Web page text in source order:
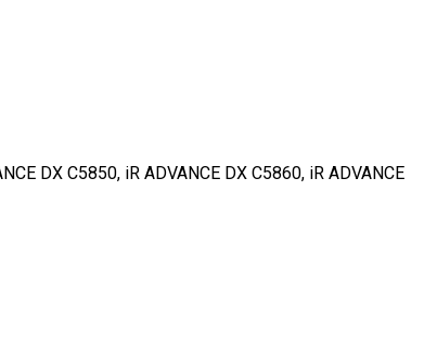
DX C5850, iR ADVANCE DX C5860, iR ADVANCE